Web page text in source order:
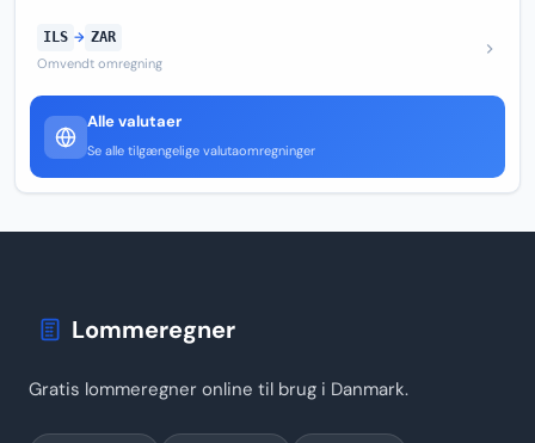
ILS → ZAR
Omvendt omregning
Alle valutaer
Se alle tilgængelige valutaomregninger
Lommeregner
Gratis lommeregner online til brug i Danmark.